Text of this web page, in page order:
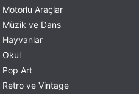
Motorlu Araçlar
Müzik ve Dans
Hayvanlar
Okul
Pop Art
Retro ve Vintage